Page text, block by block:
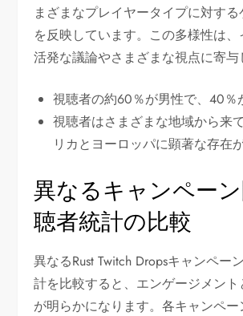
まざまなプレイヤータイプに対す
を反映しています。この多様性は
活発な議論やさまざまな視点に寄与
視聴者の約60％が男性で、40％
視聴者はさまざまな地域から来
リカとヨーロッパに顕著な存在
異なるキャンペー
聴者統計の比較
異なるRust Twitch Dropsキャンペー
計を比較すると、エンゲージメント
が明らかになります。各キャンペー